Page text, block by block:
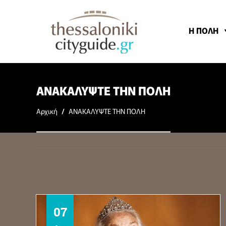
Η ΠΟΛΗ
ΑΝΑΚΑΛΥΨΤΕ ΤΗΝ ΠΟΛΗ
Αρχική / ΑΝΑΚΑΛΥΨΤΕ ΤΗΝ ΠΟΛΗ
08